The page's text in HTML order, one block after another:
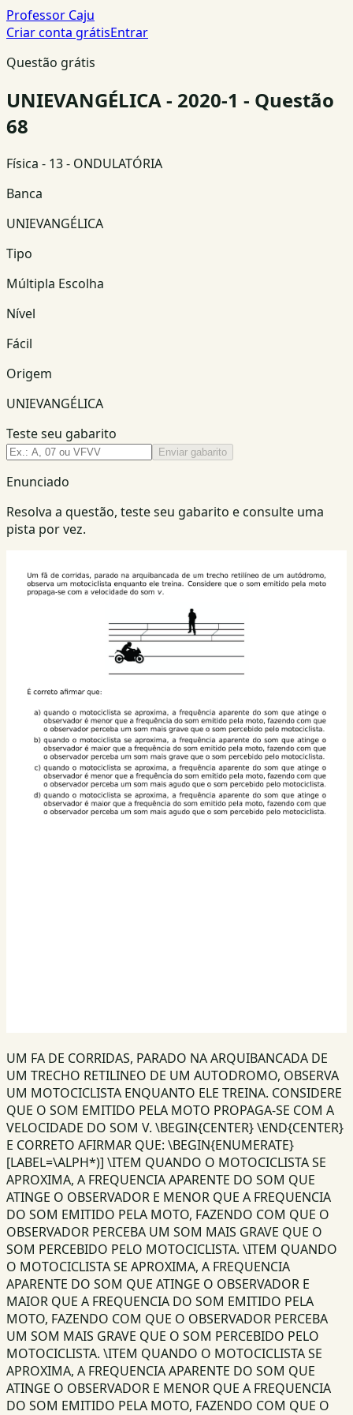
Professor Caju
Criar conta grátisEntrar
Questão grátis
UNIEVANGÉLICA - 2020-1 - Questão
68
Física - 13 - ONDULATÓRIA
Banca
UNIEVANGÉLICA
Tipo
Múltipla Escolha
Nível
Fácil
Origem
UNIEVANGÉLICA
Teste seu gabarito
Enviar gabarito
Enunciado
Resolva a questão, teste seu gabarito e consulte uma
pista por vez.
UM FA DE CORRIDAS, PARADO NA ARQUIBANCADA DE
UM TRECHO RETILINEO DE UM AUTODROMO, OBSERVA
UM MOTOCICLISTA ENQUANTO ELE TREINA. CONSIDERE
QUE O SOM EMITIDO PELA MOTO PROPAGA-SE COM A
VELOCIDADE DO SOM V. \BEGIN{CENTER} \END{CENTER}
E CORRETO AFIRMAR QUE: \BEGIN{ENUMERATE}
[LABEL=\ALPH*)] \ITEM QUANDO O MOTOCICLISTA SE
APROXIMA, A FREQUENCIA APARENTE DO SOM QUE
ATINGE O OBSERVADOR E MENOR QUE A FREQUENCIA
DO SOM EMITIDO PELA MOTO, FAZENDO COM QUE O
OBSERVADOR PERCEBA UM SOM MAIS GRAVE QUE O
SOM PERCEBIDO PELO MOTOCICLISTA. \ITEM QUANDO
O MOTOCICLISTA SE APROXIMA, A FREQUENCIA
APARENTE DO SOM QUE ATINGE O OBSERVADOR E
MAIOR QUE A FREQUENCIA DO SOM EMITIDO PELA
MOTO, FAZENDO COM QUE O OBSERVADOR PERCEBA
UM SOM MAIS GRAVE QUE O SOM PERCEBIDO PELO
MOTOCICLISTA. \ITEM QUANDO O MOTOCICLISTA SE
APROXIMA, A FREQUENCIA APARENTE DO SOM QUE
ATINGE O OBSERVADOR E MENOR QUE A FREQUENCIA
DO SOM EMITIDO PELA MOTO, FAZENDO COM QUE O